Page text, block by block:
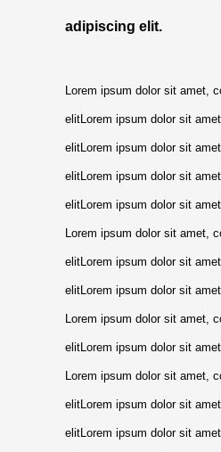
adipiscing elit.
Lorem ipsum dolor sit amet,
elitLorem ipsum dolor sit
elitLorem ipsum dolor sit
elitLorem ipsum dolor sit
elitLorem ipsum dolor sit
Lorem ipsum dolor sit amet,
elitLorem ipsum dolor sit
elitLorem ipsum dolor sit
Lorem ipsum dolor sit amet,
elitLorem ipsum dolor sit
Lorem ipsum dolor sit amet,
elitLorem ipsum dolor sit
elitLorem ipsum dolor sit